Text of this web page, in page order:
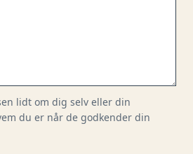
lidt om dig selv eller din
du er når de godkender din